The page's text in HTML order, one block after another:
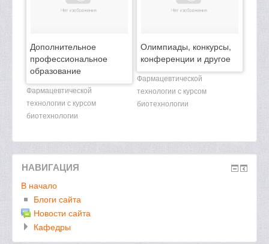
Дополнительное
профессиональное
образование
Фармацевтической
технологии с курсом
биотехнологии
Олимпиады, конкурсы,
конференции и другое
Фармацевтической
технологии с курсом
биотехнологии
НАВИГАЦИЯ
В начало
Блоги сайта
Новости сайта
Кафедры